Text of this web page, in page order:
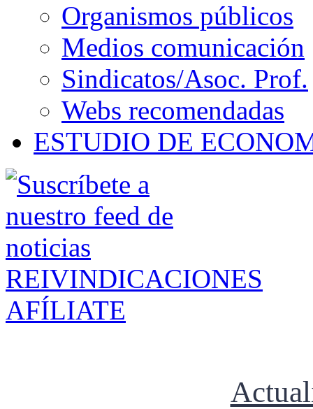
Organismos públicos
Medios comunicación
Sindicatos/Asoc. Prof.
Webs recomendadas
ESTUDIO DE
REIVINDICACIONES
AFÍLIATE